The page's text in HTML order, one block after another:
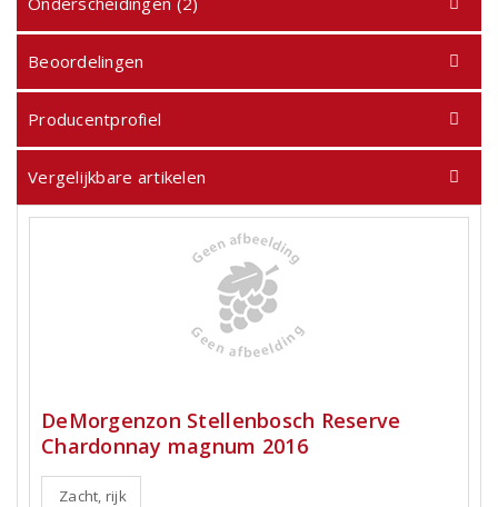
Beoordelingen
Producentprofiel
Vergelijkbare artikelen
DeMorgenzon Stellenbosch Reserve
Chardonnay magnum 2016
Zacht, rijk